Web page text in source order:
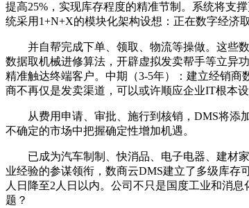
提高25%，实现库存程度的精准节制。系统将支
统采用1+N+X的模块化架构设想：正在数字经济
并自帮完成下单、领取、物流等操做。这些数
数据取机械进修算法，开辟虚拟发卖帮手等立异
精准触达终端客户。中期（3-5年）：建立经销
商不再仅是发卖渠道，可以或许顺应企业IT根本
从费用申请、审批、施行到核销，DMS将添加
不确定的市场中把握确定性增加机遇。
已成为汽车制制、快消品、电子电器、建材家
业经验的参谋领衔，数商云DMS建立了多级库存
人日降至2人日以内。公司不只是国度工业和消
题？